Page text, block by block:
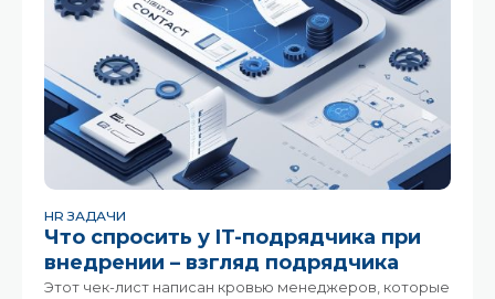
HR ЗАДАЧИ
Что спросить у IT-подрядчика при
внедрении – взгляд подрядчика
Этот чек-лист написан кровью менеджеров, которые